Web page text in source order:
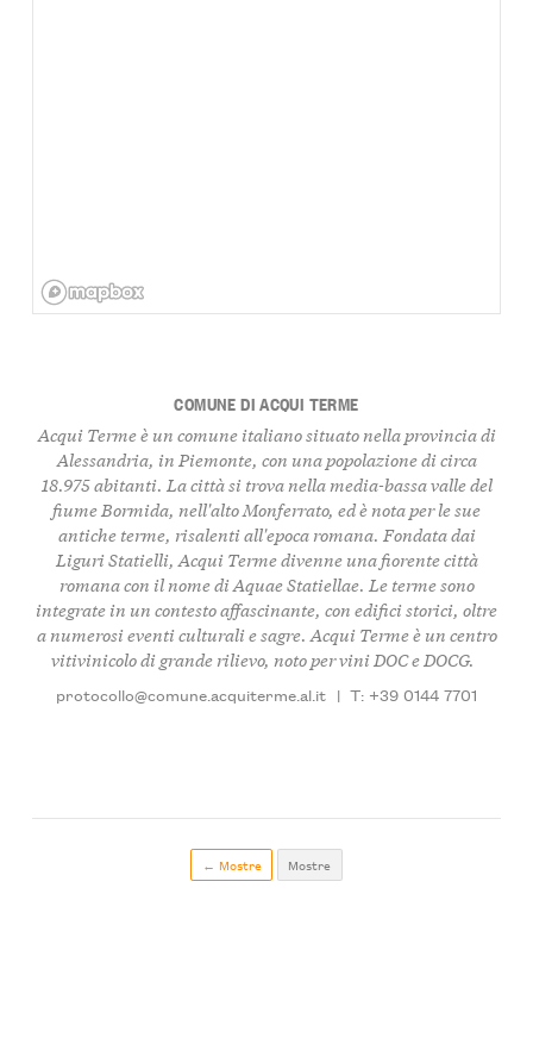
COMUNE DI ACQUI TERME
Acqui Terme è un comune italiano situato nella provincia di
Alessandria, in Piemonte, con una popolazione di circa
18.975 abitanti. La città si trova nella media-bassa valle del
fiume Bormida, nell'alto Monferrato, ed è nota per le sue
antiche terme, risalenti all'epoca romana. Fondata dai
Liguri Statielli, Acqui Terme divenne una fiorente città
romana con il nome di Aquae Statiellae. Le terme sono
integrate in un contesto affascinante, con edifici storici, oltre
a numerosi eventi culturali e sagre. Acqui Terme è un centro
vitivinicolo di grande rilievo, noto per vini DOC e DOCG.
protocollo@comune.acquiterme.al.it | T: +39 0144 7701
← Mostre Mostre